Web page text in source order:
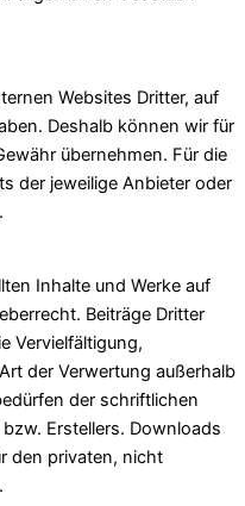
Websites Dritter, auf
Deshalb können wir für
übernehmen. Für die
der jeweilige Anbieter oder
Inhalte und Werke auf
Beiträge Dritter
Vervielfältigung,
der Verwertung außerhalb
der schriftlichen
Erstellers. Downloads
den privaten, nicht